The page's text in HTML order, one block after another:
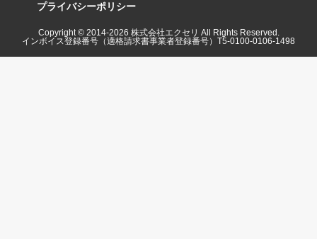
プライバシーポリシー
Copyright © 2014-2026 株式会社エクセリ All Rights Reserved.
インボイス登録番号（適格請求書事業者登録番号）T5-0100-0106-1498